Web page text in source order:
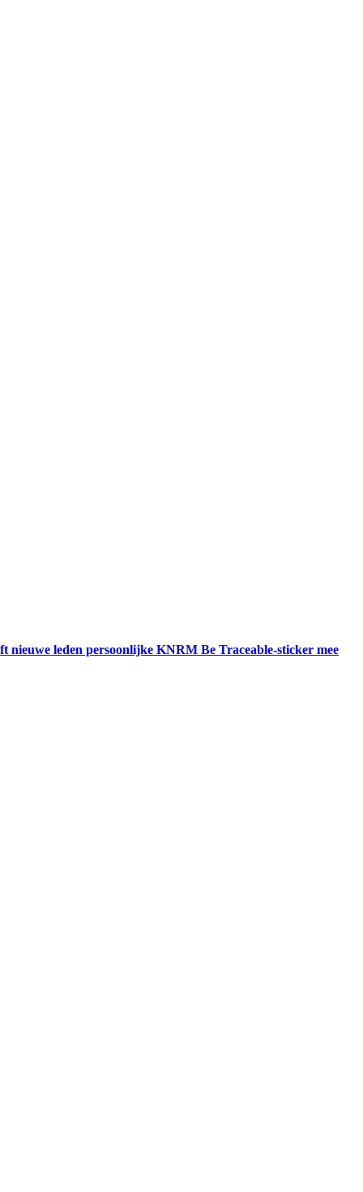
nieuwe leden persoonlijke KNRM Be Traceable-sticker mee